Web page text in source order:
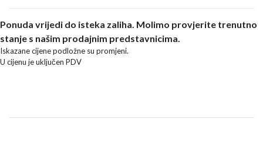
Ponuda vrijedi do isteka zaliha. Molimo provjerite trenutno
stanje s našim prodajnim predstavnicima.
Iskazane cijene podložne su promjeni.
U cijenu je uključen PDV